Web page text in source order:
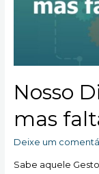
Inteligência
3:
Nosso
mas
Deixe um
Sabe aquele